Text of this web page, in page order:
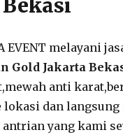
EVENT melayani
Gold Jakarta
anti
dan langsung
antrian yang kami